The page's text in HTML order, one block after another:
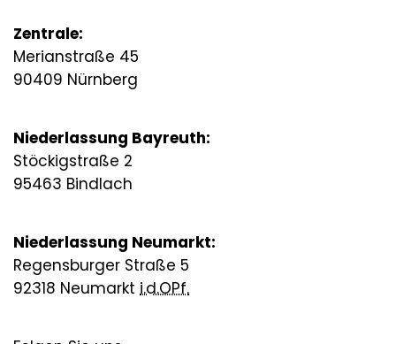
Zentrale:
Merianstraße 45
90409 Nürnberg
Niederlassung Bayreuth:
Stöckigstraße 2
95463 Bindlach
Niederlassung Neumarkt:
Regensburger Straße 5
92318 Neumarkt i.d.OPf.